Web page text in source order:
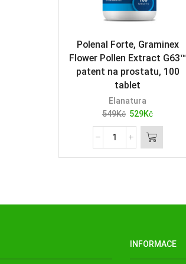
Polenal Forte, Graminex
Flower Pollen Extract G63™
patent na prostatu, 100
tablet
Elanatura
549Kč 529Kč
INFORMACE